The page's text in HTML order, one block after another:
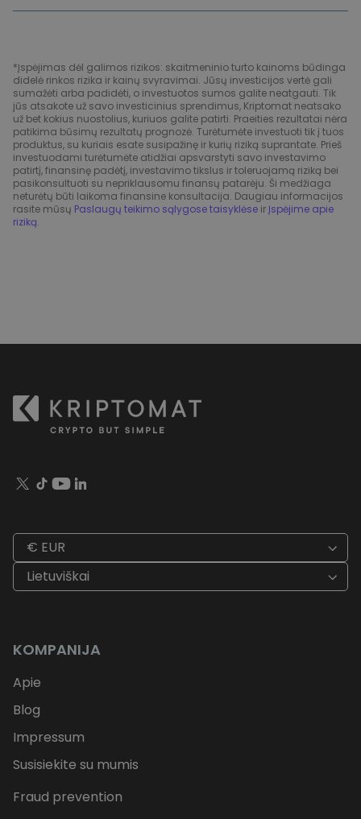
*Įspėjimas dėl galimos rizikos: skaitmeninio turto kainoms būdinga
didelė rinkos rizika ir kainų svyravimai. Jūsų investicijos vertė gali
sumažėti arba padidėti, o investuotos sumos galite neatgauti. Tik
jūs atsakote už savo investicinius sprendimus, Kriptomat neatsako
už bet kokius nuostolius, kuriuos galite patirti. Praeities rezultatai nėra
patikima būsimų rezultatų prognozė. Turėtumėte investuoti tik į tuos
produktus, su kuriais esate susipažinę ir kurių riziką suprantate. Prieš
investuodami turėtumėte atidžiai apsvarstyti savo investavimo
patirtį, finansinę padėtį, investavimo tikslus ir toleruojamą riziką bei
pasikonsultuoti su nepriklausomu finansų patarėju. Ši medžiaga
neturėtų būti laikoma finansine konsultacija. Daugiau informacijos
rasite mūsų Paslaugų teikimo sąlygose taisyklėse ir Įspėjime apie
riziką.
€ EUR
Lietuviškai
KOMPANIJA
Apie
Blog
Impressum
Susisiekite su mumis
Fraud prevention